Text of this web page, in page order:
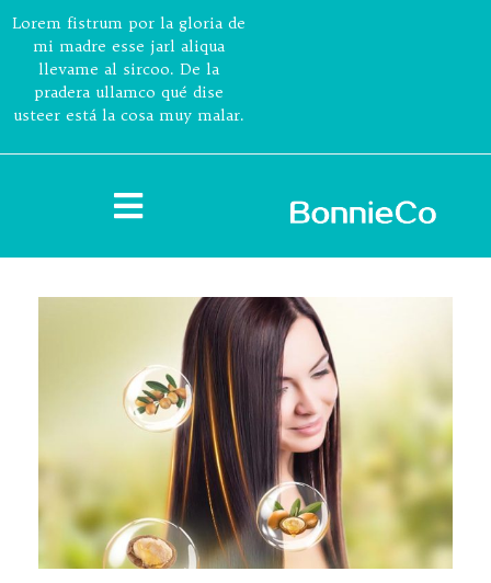
Lorem fistrum por la gloria de
mi madre esse jarl aliqua
llevame al sircoo. De la
pradera ullamco qué dise
usteer está la cosa muy malar.